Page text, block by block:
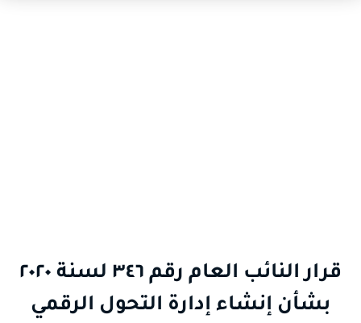
قرار النائب العام رقم ٣٤٦ لسنة ٢٠٢٠
بشأن إنشاء إدارة التحول الرقمي